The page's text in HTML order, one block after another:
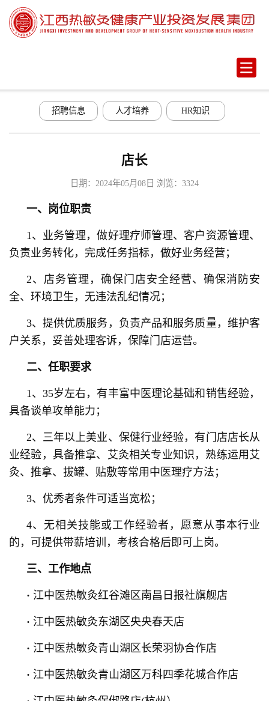
招聘信息 人才培养 HR知识
店长
日期：2024年05月08日 浏览：3324
一、岗位职责
1、业务管理，做好理疗师管理、客户资源管理、
负责业务转化，完成任务指标，做好业务经营；
2、店务管理，确保门店安全经营、确保消防安
全、环境卫生，无违法乱纪情况；
3、提供优质服务，负责产品和服务质量，维护客
户关系，妥善处理客诉，保障门店运营。
二、任职要求
1、35岁左右，有丰富中医理论基础和销售经验，
具备谈单攻单能力；
2、三年以上美业、保健行业经验，有门店店长从
业经验，具备推拿、艾灸相关专业知识，熟练运用艾
灸、推拿、拔罐、贴敷等常用中医理疗方法；
3、优秀者条件可适当宽松；
4、无相关技能或工作经验者，愿意从事本行业
的，可提供带薪培训，考核合格后即可上岗。
三、工作地点
· 江中医热敏灸红谷滩区南昌日报社旗舰店
· 江中医热敏灸东湖区央央春天店
· 江中医热敏灸青山湖区长荣羽协合作店
· 江中医热敏灸青山湖区万科四季花城合作店